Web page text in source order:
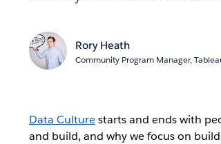
Rory Heath
Community Program Manager,
Data Culturestarts and ends with
and build, and why we focus on